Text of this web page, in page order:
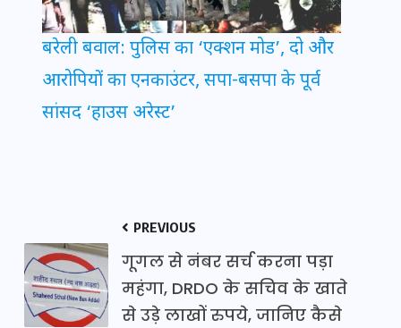
बरेली बवाल: पुलिस का ‘एक्शन मोड’, दो और
आरोपियों का एनकाउंटर, सपा-बसपा के पूर्व
सांसद ‘हाउस अरेस्ट’
PREVIOUS
गूगल से नंबर सर्च करना पड़ा
महंगा, DRDO के सचिव के खाते
से उड़े लाखों रुपये, जानिए कैसे